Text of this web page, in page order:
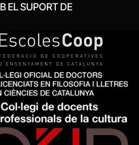
EL SUPORT DE